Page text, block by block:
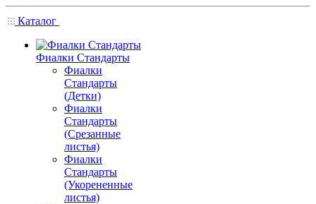
Каталог
Фиалки Стандарты
Фиалки
Стандарты
(Детки)
Фиалки
Стандарты
(Срезанные
листья)
Фиалки
Стандарты
(Укорененные
листья)